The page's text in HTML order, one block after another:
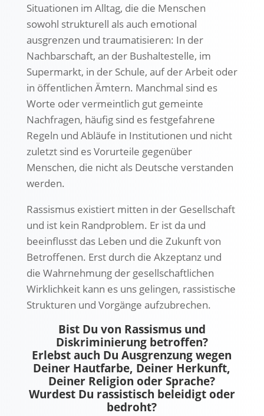
Situationen im Alltag, die die Menschen
sowohl strukturell als auch emotional
ausgrenzen und traumatisieren: In der
Nachbarschaft, an der Bushaltestelle, im
Supermarkt, in der Schule, auf der Arbeit oder
in öffentlichen Ämtern. Manchmal sind es
Worte oder vermeintlich gut gemeinte
Nachfragen, häufig sind es festgefahrene
Regeln und Abläufe in Institutionen und nicht
zuletzt sind es Vorurteile gegenüber
Menschen, die nicht als Deutsche verstanden
werden.
Rassismus existiert mitten in der Gesellschaft
und ist kein Randproblem. Er ist da und
beeinflusst das Leben und die Zukunft von
Betroffenen. Erst durch die Akzeptanz und
die Wahrnehmung der gesellschaftlichen
Wirklichkeit kann es uns gelingen, rassistische
Strukturen und Vorgänge aufzubrechen.
Bist Du von Rassismus und
Diskriminierung betroffen?
Erlebst auch Du Ausgrenzung wegen
Deiner Hautfarbe, Deiner Herkunft,
Deiner Religion oder Sprache?
Wurdest Du rassistisch beleidigt oder
bedroht?